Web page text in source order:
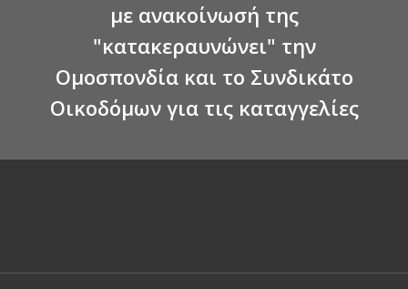
με ανακοίνωσή της
"κατακεραυνώνει" την
Ομοσπονδία και το Συνδικάτο
Οικοδόμων για τις καταγγελίες